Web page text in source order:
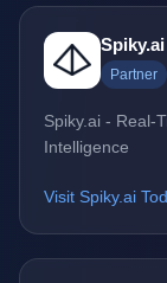
Spiky.ai
Partner
Spiky.ai - Real-
Intelligence
Visit Spiky.ai